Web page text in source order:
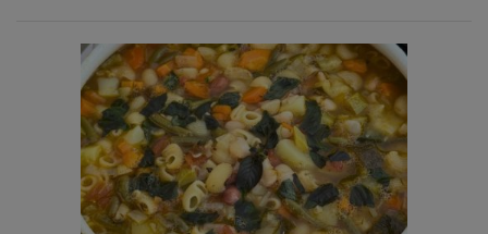
Temps de préparation : 35 min
Temps de cuisson : 1h15
Nombre de couverts : 8